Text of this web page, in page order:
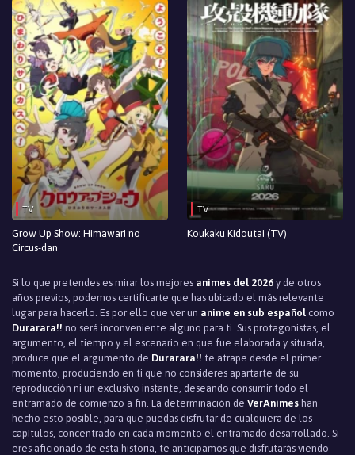
TV
Grow Up Show: Himawari no
Circus-dan
TV
Koukaku Kidoutai (TV)
Si lo que pretendes es mirar los mejores animes del 2026 y de otros
años previos, podemos certificarte que has ubicado el más relevante
lugar para hacerlo. Es por ello que ver un anime en sub español como
Durarara!! no será inconveniente alguno para ti. Sus protagonistas, el
argumento, el tiempo y el escenario en que fue elaborada y situada,
produce que el argumento de Durarara!! te atrape desde el primer
momento, produciendo en ti que no consideres apartarte de su
reproducción ni un exclusivo instante, deseando consumir todo el
entramado de comienzo a fin. La determinación de VerAnimes han
hecho esto posible, para que puedas disfrutar de cualquiera de los
capítulos, concentrado en cada momento el entramado desarrollado. Si
eres aficionado de esta historia, te anticipamos que disfrutarás viendo